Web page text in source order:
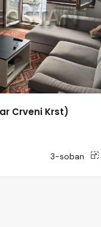
Crveni Krst)
3-soban